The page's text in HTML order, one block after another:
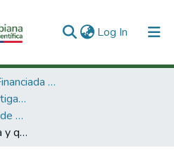
Log In (current)
1. Investigación Financiada con Recursos Públicos
1.1 Productos de investigación
1.1.1. Informes Finales de Proyectos de Investigación
Que tu eras una tortuga y que yo era un diablo : aproximaciones al estudio del juego dramático en la edad escolar